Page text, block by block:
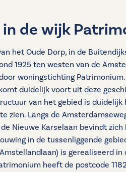
in de wijk
het Oude Dorp, in de
1925 ten westen van de
woningstichting
duidelijk voort uit deze
van het gebied is duidelijk
zien. Langs de
Nieuwe Karselaan bevindt
in de tussenliggende
is gerealiseerd
heeft de postcode